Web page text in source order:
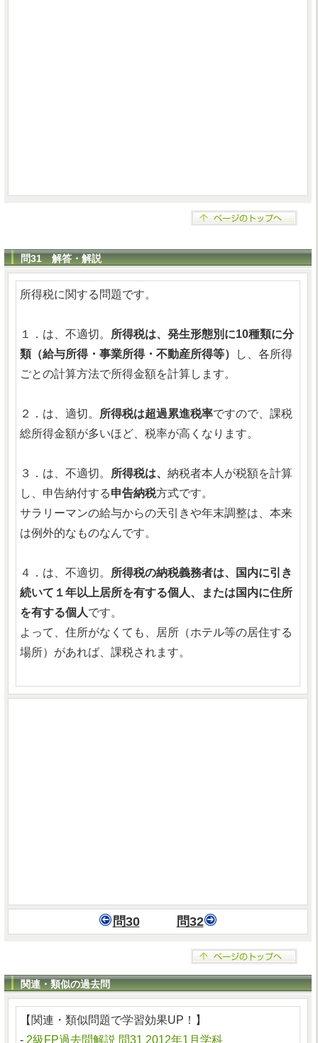
問31 解答・解説
所得税に関する問題です。
１．は、不適切。
所得税は、発生形態別に10種類に分
類（給与所得・事業所得・不動産所得等）
し、各所得
ごとの計算方法で所得金額を計算します。
２．は、適切。 所得税は超過累進税率ですので、課税
総所得金額が多いほど、税率が高くなります。
３．は、不適切。 所得税は、 納税者本人が税額を計算
し、申告納付する申告納税方式です。
サラリーマンの給与からの天引きや年末調整は、本来
は例外的なものなんです。
４．は、不適切。
所得税の納税義務者は、国内に引き
続いて１年以上居所を有する個人、または国内に住所
を有する個人です。
よって、住所がなくても、居所（ホテル等の居住する
場所）があれば、課税されます。
問30 問32
関連・類似の過去問
【関連・類似問題で学習効果UP！】
- 2級FP過去問解説 問31 2012年1月学科